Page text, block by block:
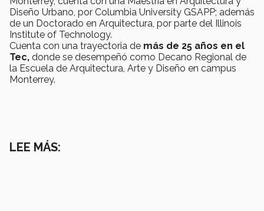
Diseño Urbano, por Columbia University GSAPP; además
de un Doctorado en Arquitectura, por parte del Illinois
Institute of Technology.
Cuenta con una trayectoria de más de 25 años en el
Tec, donde se desempeñó como Decano Regional de
la Escuela de Arquitectura, Arte y Diseño en campus
Monterrey.
LEE MÁS: